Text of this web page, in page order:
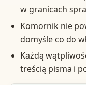
w granicach
Komornik nie
domyśle co do
Każdą
treścią pisma i